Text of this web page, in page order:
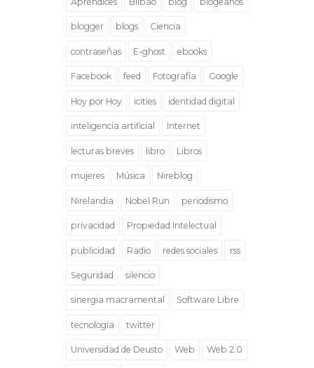
blogger blogs Ciencia
contraseñas E-ghost ebooks
Facebook feed Fotografía Google
Hoy por Hoy icities identidad digital
inteligencia artificial Internet
lecturas breves libro Libros
mujeres Música Nireblog
Nirelandia Nobel Run periodismo
privacidad Propiedad Intelectual
publicidad Radio redes sociales rss
Seguridad silencio
sinergia macramental Software Libre
tecnología twitter
Universidad de Deusto Web Web 2.0